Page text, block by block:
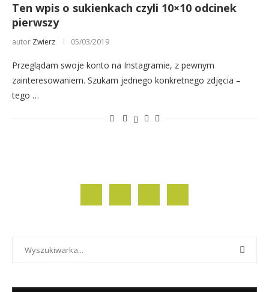
Ten wpis o sukienkach czyli 10×10 odcinek
pierwszy
autor Zwierz 05/03/2019
Przeglądam swoje konto na Instagramie, z pewnym
zainteresowaniem. Szukam jednego konkretnego zdjęcia –
tego …